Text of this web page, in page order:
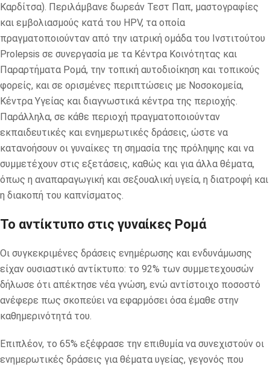
Καρδίτσα). Περιλάμβανε δωρεάν Τεστ Παπ, μαστογραφίες
και εμβολιασμούς κατά του HPV, τα οποία
πραγματοποιούνταν από την ιατρική ομάδα του Ινστιτούτου
Prolepsis σε συνεργασία με τα Κέντρα Κοινότητας και
Παραρτήματα Ρομά, την τοπική αυτοδιοίκηση και τοπικούς
φορείς, και σε ορισμένες περιπτώσεις με Νοσοκομεία,
Κέντρα Υγείας και διαγνωστικά κέντρα της περιοχής.
Παράλληλα, σε κάθε περιοχή πραγματοποιούνταν
εκπαιδευτικές και ενημερωτικές δράσεις, ώστε να
κατανοήσουν οι γυναίκες τη σημασία της πρόληψης και να
συμμετέχουν στις εξετάσεις, καθώς και για άλλα θέματα,
όπως η αναπαραγωγική και σεξουαλική υγεία, η διατροφή και
η διακοπή του καπνίσματος.
Το αντίκτυπο στις γυναίκες Ρομά
Οι συγκεκριμένες δράσεις ενημέρωσης και ενδυνάμωσης
είχαν ουσιαστικό αντίκτυπο: το 92% των συμμετεχουσών
δήλωσε ότι απέκτησε νέα γνώση, ενώ αντίστοιχο ποσοστό
ανέφερε πως σκοπεύει να εφαρμόσει όσα έμαθε στην
καθημερινότητά του.
Επιπλέον, το 65% εξέφρασε την επιθυμία να συνεχιστούν οι
ενημερωτικές δράσεις για θέματα υγείας, γεγονός που